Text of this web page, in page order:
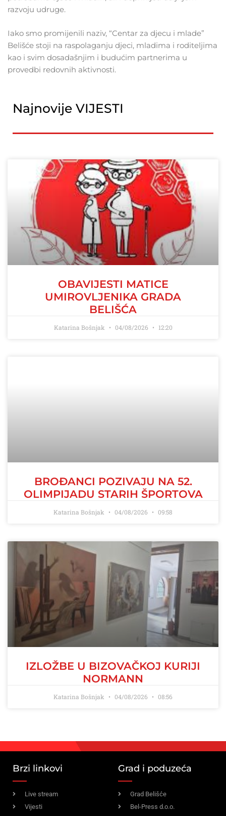
razvoju udruge.
Iako smo promijenili naziv, “Centar za djecu i mlade”
Belišće stoji na raspolaganju djeci, mladima i roditeljima
kao i svim dosadašnjim i budućim partnerima u
provedbi redovnih aktivnosti.
Najnovije VIJESTI
OBAVIJESTI MATICE
UMIROVLJENIKA GRADA
BELIŠĆA
Katarina Bošnjak 04/08/2026 12:20
BROĐANCI POZIVAJU NA 52.
OLIMPIJADU STARIH ŠPORTOVA
Katarina Bošnjak 04/08/2026 09:58
IZLOŽBE U BIZOVAČKOJ KURIJI
NORMANN
Katarina Bošnjak 04/08/2026 08:56
Brzi linkovi
Live stream
Vijesti
Grad i poduzeća
Grad Belišće
Bel-Press d.o.o.